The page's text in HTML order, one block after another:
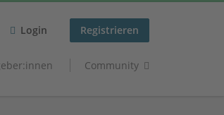
Login Registrieren
Community